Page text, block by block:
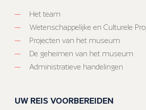
Het team
Wetenschappelijke en Culturele
Projecten van het museum
De geheimen van het museum
Administratieve handelingen
UW REIS VOORBEREIDEN